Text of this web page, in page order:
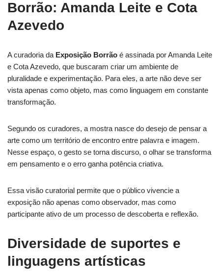
Borrão: Amanda Leite e Cota
Azevedo
A curadoria da Exposição Borrão é assinada por Amanda Leite
e Cota Azevedo, que buscaram criar um ambiente de
pluralidade e experimentação. Para eles, a arte não deve ser
vista apenas como objeto, mas como linguagem em constante
transformação.
Segundo os curadores, a mostra nasce do desejo de pensar a
arte como um território de encontro entre palavra e imagem.
Nesse espaço, o gesto se torna discurso, o olhar se transforma
em pensamento e o erro ganha potência criativa.
Essa visão curatorial permite que o público vivencie a
exposição não apenas como observador, mas como
participante ativo de um processo de descoberta e reflexão.
Diversidade de suportes e
linguagens artísticas